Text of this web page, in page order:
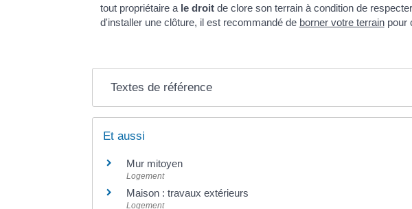
tout propriétaire a le droitde clore son terrain à condition de
d'installer une clôture, il est recommandé de borner votre terrainpour
Textes de référence
Et aussi
Mur mitoyen
Logement
Maison : travaux extérieurs
Logement